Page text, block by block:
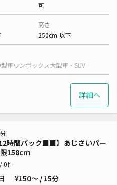
可
高さ
250cm 以下
車ワンボックス大型車・SUV
詳細へ
時間パック■■】あじさいパー
158cm
/ 0件
¥150〜 / 15分